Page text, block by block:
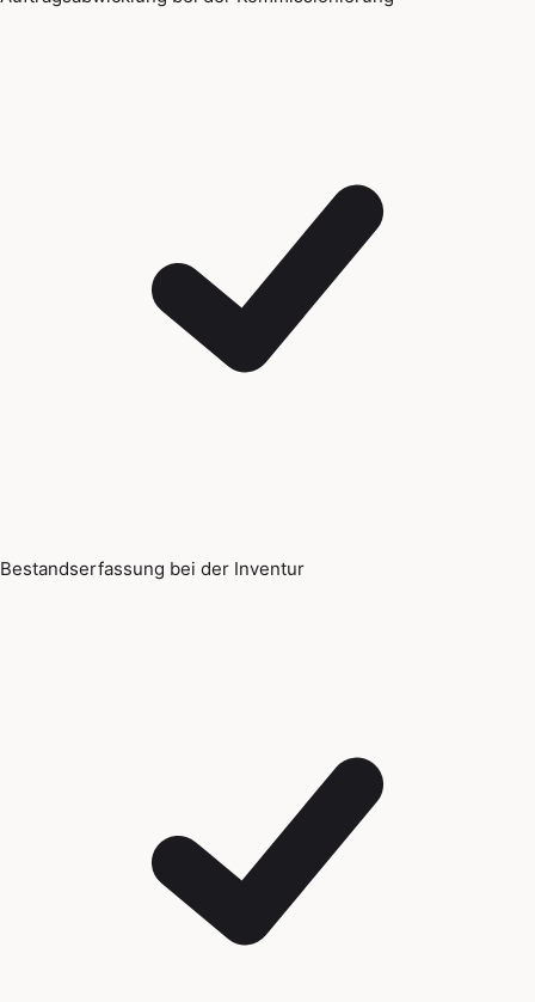
Bestandserfassung bei der Inventur